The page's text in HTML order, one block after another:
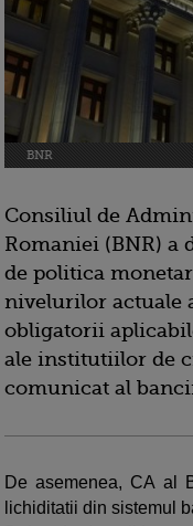
BNR
Consiliul de
Romaniei (BNR) a
de politica
nivelurilor actuale
obligatorii
ale institutiilor de
comunicat al
De asemenea, CA al
lichiditatii din sistemul